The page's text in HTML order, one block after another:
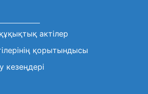
актілер
қорытындысы
кезеңдері